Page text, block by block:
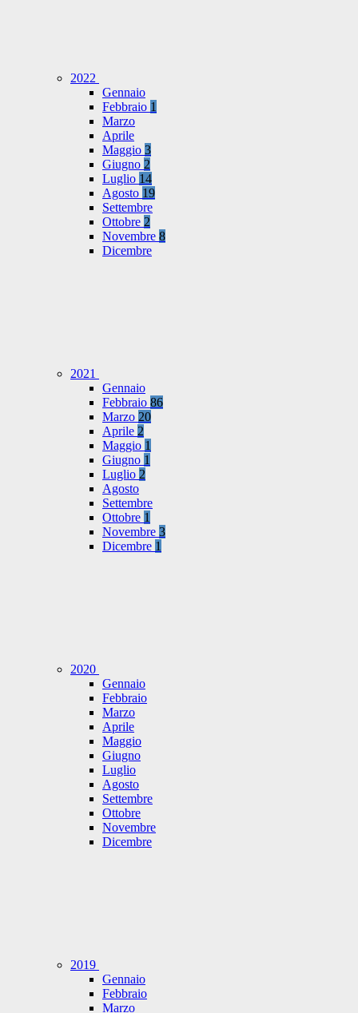
2022
Gennaio
Febbraio 1
Marzo
Aprile
Maggio 3
Giugno 2
Luglio 14
Agosto 19
Settembre
Ottobre 2
Novembre 8
Dicembre
2021
Gennaio
Febbraio 86
Marzo 20
Aprile 2
Maggio 1
Giugno 1
Luglio 2
Agosto
Settembre
Ottobre 1
Novembre 3
Dicembre 1
2020
Gennaio
Febbraio
Marzo
Aprile
Maggio
Giugno
Luglio
Agosto
Settembre
Ottobre
Novembre
Dicembre
2019
Gennaio
Febbraio
Marzo